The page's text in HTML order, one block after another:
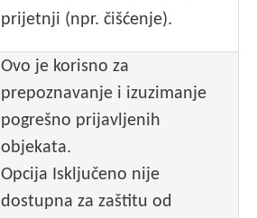
prijetnji (npr. čišćenje).
Ovo je korisno za
prepoznavanje i izuzimanje
pogrešno prijavljenih
objekata.
Opcija Isključeno nije
dostupna za zaštitu od